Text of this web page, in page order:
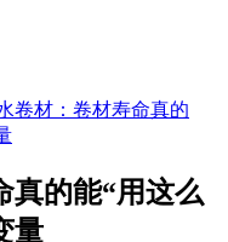
卷材：卷材寿命真的
真的能“用这么
量